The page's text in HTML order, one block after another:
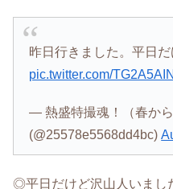
昨日行きました。平日だ
pic.twitter.com/
— 熱盛特撮魂！（春から
(@25578e5568dd4bc)
◎平日だけど沢山人いまし